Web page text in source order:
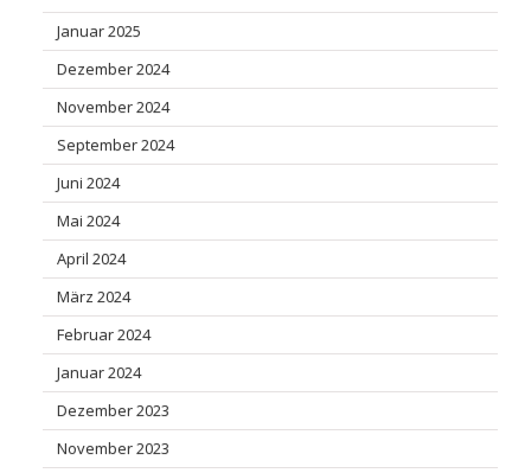
Januar 2025
Dezember 2024
November 2024
September 2024
Juni 2024
Mai 2024
April 2024
März 2024
Februar 2024
Januar 2024
Dezember 2023
November 2023